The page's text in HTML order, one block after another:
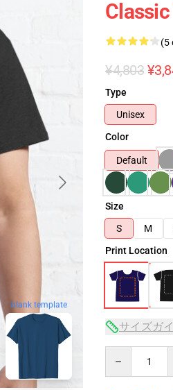
blank template
(5
¥4,803
Type
Unisex
Color
Default
Size
S
M
Print Location
サイズガ